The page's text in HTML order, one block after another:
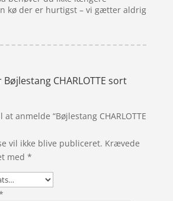
kø der er hurtigst – vi gætter aldrig
Bøjlestang CHARLOTTE sort
anmelde “Bøjlestang CHARLOTTE
vil ikke blive publiceret. Krævede
med *